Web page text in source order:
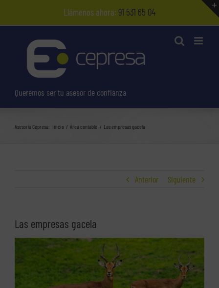
contenido
Llámenos ahora: 91 531 65 04
Queremos ser tu asesor de confianza
Asesoría Cepresa: Inicio Área contable Las empresas gacela
Anterior Siguiente
Las empresas gacela
grande